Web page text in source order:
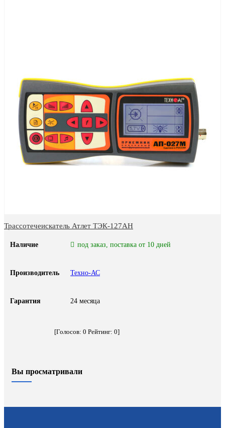
Трассотечеискатель Атлет ТЭК-127АН
Наличие под заказ, поставка от 10 дней
Производитель Техно-АС
Гарантия 24 месяца
[Голосов: 0 Рейтинг: 0]
Вы просматривали